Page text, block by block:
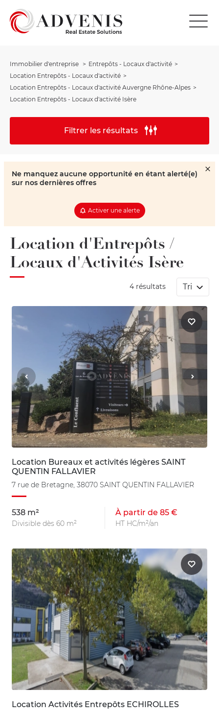
Immobilier d'entreprise
Entrepôts - Locaux d'activité
Location Entrepôts - Locaux d'activité
Location Entrepôts - Locaux d'activité Auvergne Rhône-Alpes
Location Entrepôts - Locaux d'activité Isère
Filtrer les résultats
Ne manquez aucune opportunité en étant alerté(e)
sur nos dernières offres
Activer une alerte
Location d'Entrepôts /
Locaux d'Activités Isère
4 résultats Tri
Location Bureaux et activités légères SAINT
QUENTIN FALLAVIER
7 rue de Bretagne, 38070 SAINT QUENTIN FALLAVIER
538 m²
Divisible dès 60 m²
À partir de 85 €
HT HC/m²/an
Location Activités Entrepôts ECHIROLLES